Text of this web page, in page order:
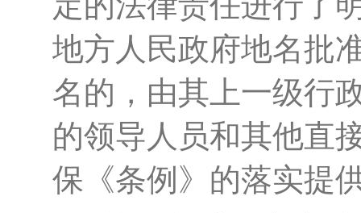
地方人民政府地名批
名的，由其上一级行
的领导人员和其他直
保《条例》的落实提